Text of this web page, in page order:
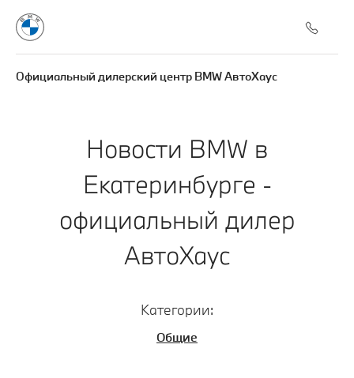
Официальный дилерский центр BMW АвтоХаус
Новости BMW в
Екатеринбурге -
официальный дилер
АвтоХаус
Категории:
Общие